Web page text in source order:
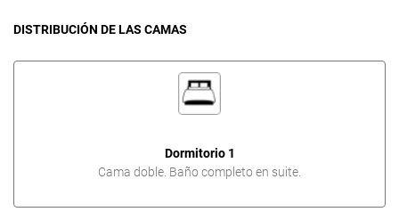
DISTRIBUCIÓN DE LAS CAMAS
Dormitorio 1
Cama doble. Baño completo en suite.